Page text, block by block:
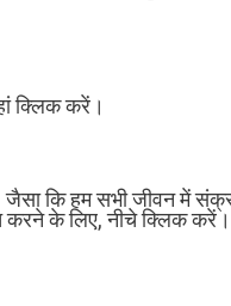
क्लिक करें।
है। जैसा कि हम सभी
करने के लिए, नीचे क्लिक करें।